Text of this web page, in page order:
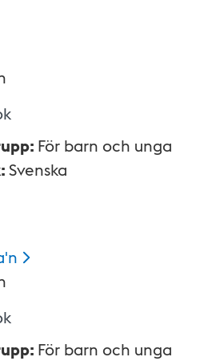
: För barn och unga
:Svenska
: För barn och unga